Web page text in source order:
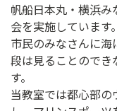
帆船日本丸・横浜
会を実施しています。
市民のみなさんに
段は見ることのでき
す。
当教室では都心部